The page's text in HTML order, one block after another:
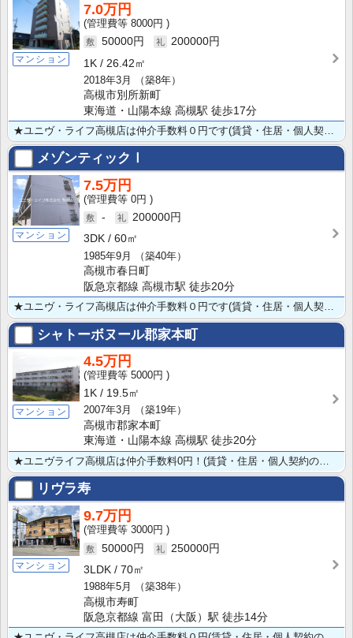
マンション
7.0万円
8000円
50000円
200000円
1K
26.42㎡
2018年3月
（築8年）
高槻市別所新町
東海道・山陽本線 高槻駅 徒歩17分
★ユニヴ・ライフ高槻店は仲介手数料０円です(賃貸・住居・個人契約の場合) ★ペット（小型犬or猫）飼･･･
メゾンティックⅠ
マンション
7.5万円
0円
-
200000円
3DK
60㎡
1985年9月
（築40年）
高槻市春日町
阪急京都線 高槻市駅 徒歩20分
★ユニヴ・ライフ高槻店は仲介手数料０円です(賃貸・住居・個人契約の場合) ★ペット相談可★３DK★角･･･
シャトーボヌール郡家本町
マンション
4.5万円
5000円
1K
19.5㎡
2007年3月
（築19年）
高槻市郡家本町
東海道・山陽本線 高槻駅 徒歩20分
★ユニヴライフ高槻店は仲介手数料0円！(賃貸・住居・個人契約の場合) ★敷金礼金も0円★犬猫ペット相･･･
リヴラ寿
マンション
9.7万円
3000円
50000円
250000円
3LDK
70㎡
1988年5月
（築38年）
高槻市寿町
阪急京都線 富田（大阪）駅 徒歩14分